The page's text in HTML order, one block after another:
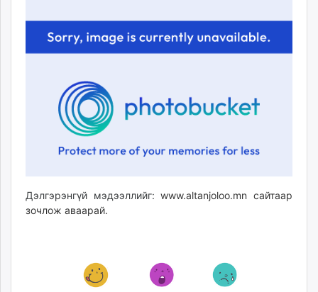
Дэлгэрэнгүй мэдээллийг:www.altanjoloo.mn сайтаар
зочлож аваарай.